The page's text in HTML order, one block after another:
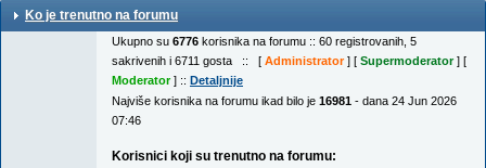
Ko je trenutno na forumu
Ukupno su 6776 korisnika na forumu :: 60 registrovanih, 5
sakrivenih i 6711 gosta :: [ Administrator] [ Supermoderator] [
Moderator] :: Detaljnije
Najviše korisnika na forumu ikad bilo je 16981 - dana 24 Jun 2026
07:46
Korisnici koji su trenutno na forumu: